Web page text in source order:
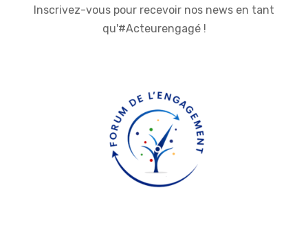
Inscrivez-vous pour recevoir nos news en tant
qu'#Acteurengagé !